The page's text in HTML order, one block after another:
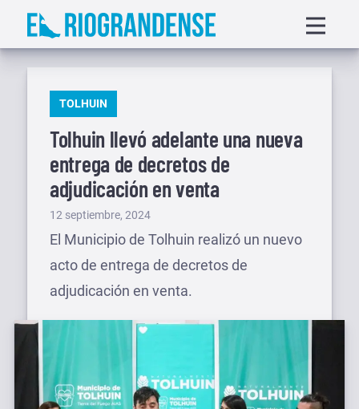
Saltar
menu
PUBLICADO
TOLHUIN
Tolhuin llevó adelante una nueva
entrega de decretos de
adjudicación en venta
Publicado
el
12 septiembre, 2024
El Municipio de Tolhuin realizó un nuevo
acto de entrega de decretos de
adjudicación en venta.